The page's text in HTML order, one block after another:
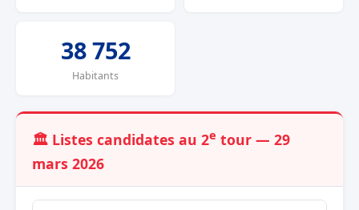
38 752
Habitants
🏛️ Listes candidates au 2e tour — 29
mars 2026